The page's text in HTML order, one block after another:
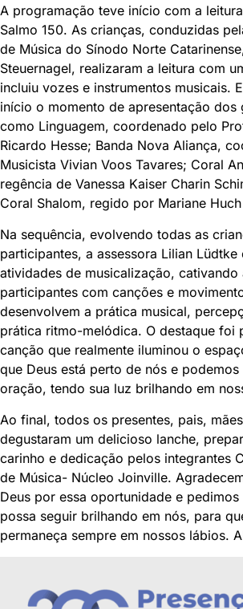
A programação teve início com a
Salmo 150. As crianças, conduzidas
de Música do Sínodo Norte
Steuernagel, realizaram a leitura com
incluiu vozes e instrumentos musicais.
início o momento de apresentação dos
como Linguagem, coordenado pelo
Ricardo Hesse; Banda Nova Aliança,
Musicista Vivian Voos Tavares; Coral
regência de Vanessa Kaiser Charin
Coral Shalom, regido por Mariane
Na sequência, evolvendo todas as
participantes, a assessora Lilian Lüdtke
atividades de musicalização, cativando
participantes com canções e
desenvolvem a prática musical,
prática ritmo-melódica. O destaque foi
canção que realmente iluminou o
que Deus está perto de nós e podemos
oração, tendo sua luz brilhando em
Ao final, todos os presentes, pais,
degustaram um delicioso lanche,
carinho e dedicação pelos integrantes
de Música- Núcleo Joinville.
Deus por essa oportunidade e pedimos
possa seguir brilhando em nós, para
permaneça sempre em nossos lábios.